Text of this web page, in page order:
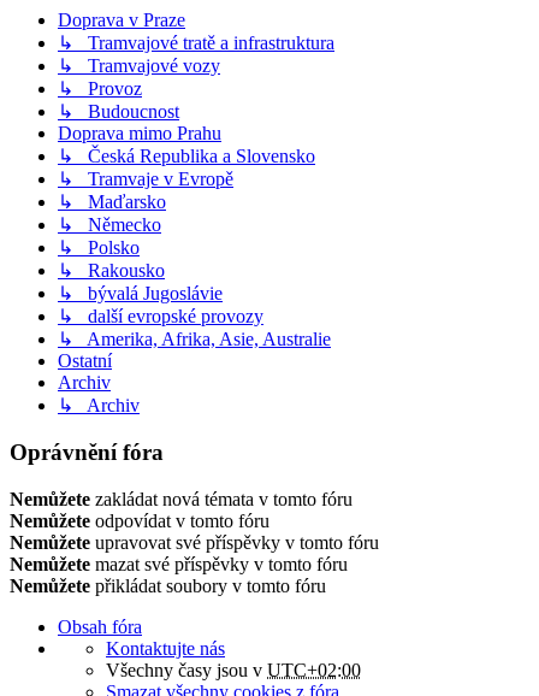
Doprava v Praze
↳ Tramvajové tratě a infrastruktura
↳ Tramvajové vozy
↳ Provoz
↳ Budoucnost
Doprava mimo Prahu
↳ Česká Republika a Slovensko
↳ Tramvaje v Evropě
↳ Maďarsko
↳ Německo
↳ Polsko
↳ Rakousko
↳ bývalá Jugoslávie
↳ další evropské provozy
↳ Amerika, Afrika, Asie, Australie
Ostatní
Archiv
↳ Archiv
Oprávnění fóra
Nemůžete zakládat nová témata v tomto fóru
Nemůžete odpovídat v tomto fóru
Nemůžete upravovat své příspěvky v tomto fóru
Nemůžete mazat své příspěvky v tomto fóru
Nemůžete přikládat soubory v tomto fóru
Obsah fóra
Kontaktujte nás
Všechny časy jsou v UTC+02:00
Smazat všechny cookies z fóra